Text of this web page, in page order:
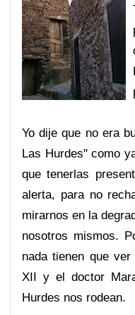
Yo dije que no era
Las Hurdes" como
que tenerlas
alerta, para no
mirarnos en la
nosotros mismos.
nada tienen que
XII y el doctor
Hurdes nos rodean.